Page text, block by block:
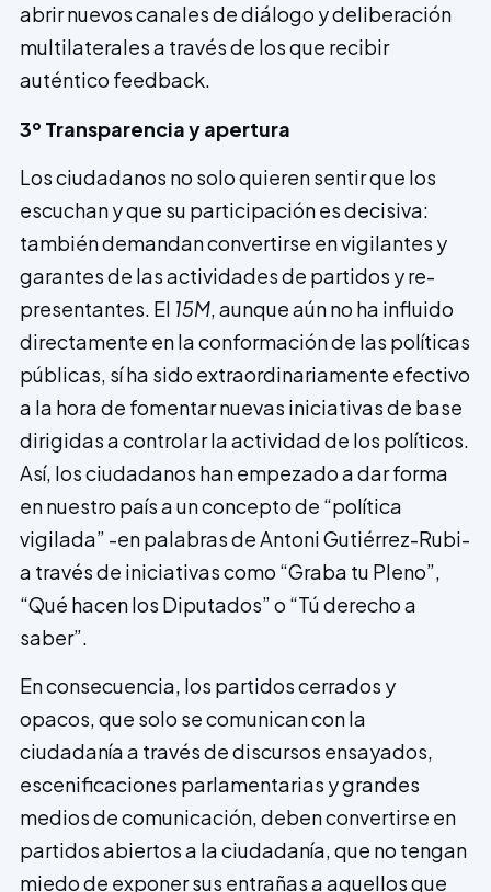
abrir nuevos canales de diálogo y deliberación
multilaterales a través de los que recibir
auténtico feedback.
3º Transparencia y apertura
Los ciudadanos no solo quieren sentir que los
escuchan y que su participación es decisiva:
también demandan convertirse en vigilantes y
garantes de las actividades de partidos y re­
presentantes. El 15M, aunque aún no ha influido
directamente en la conformación de las políticas
públicas, sí ha sido extraordinariamente efectivo
a la hora de fomentar nuevas iniciativas de base
dirigidas a controlar la actividad de los políticos.
Así, los ciudadanos han empezado a dar forma
en nuestro país a un concepto de “política
vigilada” -en palabras de Antoni Gutiérrez-Rubi-
a través de iniciativas como “Graba tu Pleno”,
“Qué hacen los Diputados” o “Tú derecho a
saber”.
En consecuencia, los partidos cerrados y
opacos, que solo se comunican con la
ciudadanía a través de discursos ensa­yados,
escenificaciones parlamenta­rias y grandes
medios de comunicación, deben convertirse en
partidos abiertos a la ciudadanía, que no tengan
miedo de exponer sus entrañas a aquellos que